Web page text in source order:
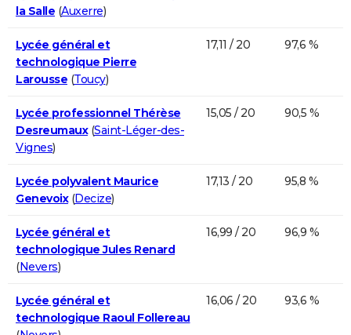
la Salle (Auxerre)
Lycée général et
technologique Pierre
Larousse (Toucy)
17,11 / 20 97,6 %
Lycée professionnel Thérèse
Desreumaux(Saint-Léger-des-
Vignes)
15,05 / 20 90,5 %
Lycée polyvalent Maurice
Genevoix(Decize)
17,13 / 20 95,8 %
Lycée général et
technologique Jules Renard
(Nevers)
16,99 / 20 96,9 %
Lycée général et
technologique Raoul Follereau
16,06 / 20 93,6 %